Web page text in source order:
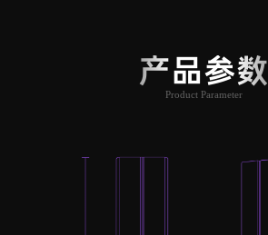
产品参数
Product Parameter